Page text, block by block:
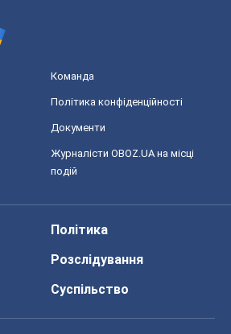
Команда
Політика конфіденційності
Документи
Журналісти OBOZ.UA на місці
подій
Політика
Розслідування
Суспільство